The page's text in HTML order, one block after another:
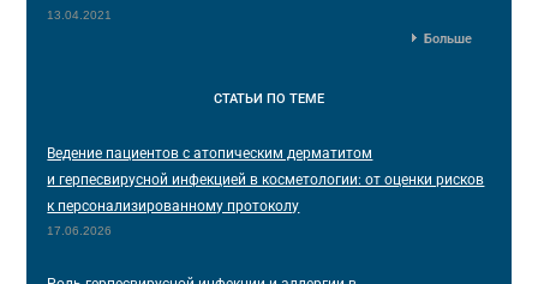
13.04.2021
Больше
СТАТЬИ ПО ТЕМЕ
Ведение пациентов с атопическим дерматитом
и герпесвирусной инфекцией в косметологии: от оценки рисков
к персонализированному протоколу
17.06.2026